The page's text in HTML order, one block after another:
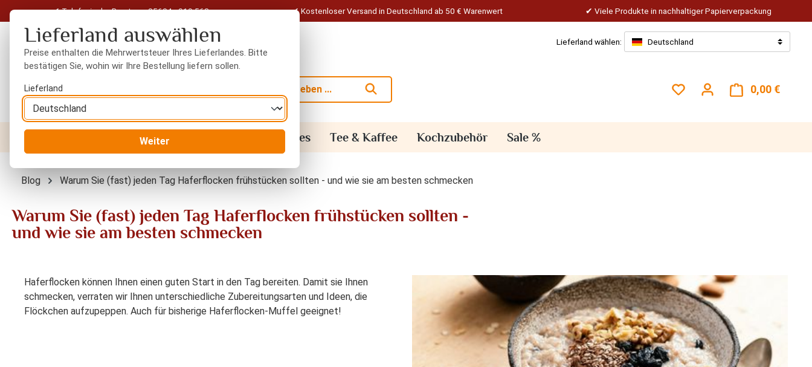
Hauptinhalt springen
Zur Suche springen
Zur Hauptnavigation springen
Telefonische Beratung: 05604 - 919 563 Kostenloser Versand in Deutschland ab 50 € Warenwert Viele Produkte in nachhaltiger Papierverpackung
Lieferland wählen: Deutschland
Du hast 0 Produkte auf
0,00 €
Trockenfrüchte Gewürze Orientalisches Tee & Kaffee Kochzubehör Sale %
Blog Warum Sie (fast) jeden Tag Haferflocken frühstücken sollten - und wie sie am besten schmecken
Warum Sie (fast) jeden Tag Haferflocken frühstücken sollten -
und wie sie am besten schmecken
Haferflocken können Ihnen einen guten Start in den Tag bereiten. Damit sie Ihnen
schmecken, verraten wir Ihnen unterschiedliche Zubereitungsarten und Ideen, die
Flöckchen aufzupeppen. Auch für bisherige Haferflocken-Muffel geeignet!
Lieferland auswählen
Preise enthalten die Mehrwertsteuer Ihres Lieferlandes. Bitte
bestätigen Sie, wohin wir Ihre Bestellung liefern sollen.
Lieferland
Weiter